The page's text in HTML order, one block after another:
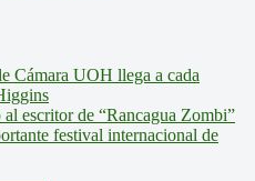
Cámara UOH llega a cada
escritor de “Rancagua Zombi”
festival internacional de